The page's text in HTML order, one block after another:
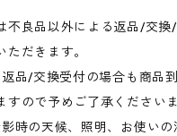
不良品以外による返品/交
だきます。
品/交換受付の場合も商品
すので予めご了承くださいま
時の天候、照明、お使い